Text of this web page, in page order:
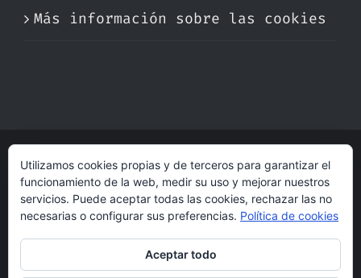
Más información sobre las cookies
© Copyright 2017 -2026 | Perfumare
| Derechos Reservados | Hecho con cariño
pordogleg
Utilizamos cookies propias y de terceros para garantizar el
funcionamiento de la web, medir su uso y mejorar nuestros
servicios. Puede aceptar todas las cookies, rechazar las no
necesarias o configurar sus preferencias. Política de cookies
Aceptar todo